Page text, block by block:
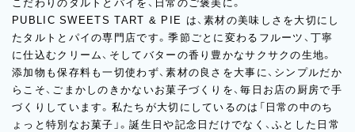
こだわりのタルトとパイを、日常のご褒美に。
PUBLIC SWEETS TART & PIE は、素材の美味しさを大切にし
たタルトとパイの専門店です。季節ごとに変わるフルーツ、丁寧
に仕込むクリーム、そしてバターの香り豊かなサクサクの生地。
添加物も保存料も一切使わず、素材の良さを大事に、シンプルだか
らこそ、ごまかしのきかないお菓子づくりを、毎日お店の厨房で手
づくりしています。私たちが大切にしているのは「日常の中のち
ょっと特別なお菓子」。誕生日や記念日だけでなく、ふとした日常